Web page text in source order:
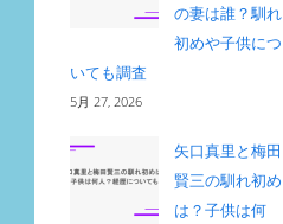
の妻は誰？馴れ
初めや子供につ
いても調査
5月 27, 2026
矢口真里と梅田
賢三の馴れ初め
は？子供は何